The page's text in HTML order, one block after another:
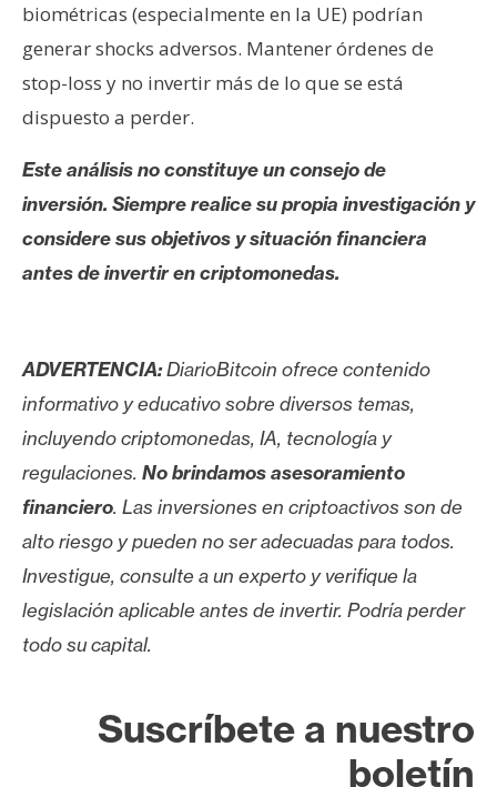
biométricas (especialmente en la UE) podrían
generar shocks adversos. Mantener órdenes de
stop-loss y no invertir más de lo que se está
dispuesto a perder.
Este análisis no constituye un consejo de
inversión. Siempre realice su propia investigación y
considere sus objetivos y situación financiera
antes de invertir en criptomonedas.
ADVERTENCIA:DiarioBitcoin ofrece contenido
informativo y educativo sobre diversos temas,
incluyendo criptomonedas, IA, tecnología y
regulaciones. No brindamos asesoramiento
financiero. Las inversiones en criptoactivos son de
alto riesgo y pueden no ser adecuadas para todos.
Investigue, consulte a un experto y verifique la
legislación aplicable antes de invertir. Podría perder
todo su capital.
Suscríbete a nuestro
boletín